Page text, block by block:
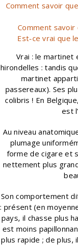
Comment savoir
Comment savoir
Est-ce vrai que
Vrai : le martinet
hirondelles : tandis
martinet
passereaux). Ses
colibris ! En
est
Au niveau
plumage
forme de cigare et
nettement plus
Son comportement
: présent (en
pays, il chasse plus
est moins
plus rapide ; de plus,